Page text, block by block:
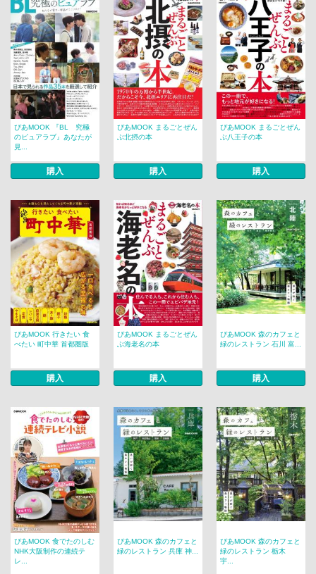
ぴあMOOK 『BL 究極
のピュアラブ』あなたが
見...
購入
ぴあMOOK まるごとぜん
ぶ北摂の本
購入
ぴあMOOK まるごとぜん
ぶ八王子の本
購入
ぴあMOOK 行きたい 食
べたい 町中華 首都圏版
購入
ぴあMOOK まるごとぜん
ぶ海老名の本
購入
ぴあMOOK 森のカフェと
緑のレストラン 石川 富...
購入
ぴあMOOK 食でたのしむ
NHK大阪制作の連続テ
レ...
ぴあMOOK 森のカフェと
緑のレストラン 兵庫 神...
ぴあMOOK 森のカフェと
緑のレストラン 栃木
宇...